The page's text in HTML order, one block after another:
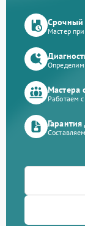
Срочный
Мастер
Определим
Мастера
Работаем